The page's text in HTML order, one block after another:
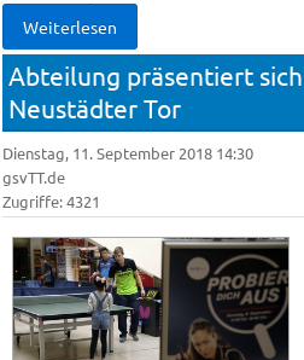
Weiterlesen
Abteilung präsentiert
Neustädter Tor
Dienstag, 11. September 2018 14:30
gsvTT.de
Zugriffe: 4321